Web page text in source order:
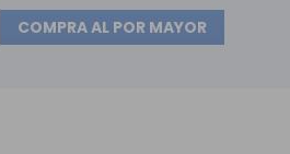
COMPRA AL POR MAYOR